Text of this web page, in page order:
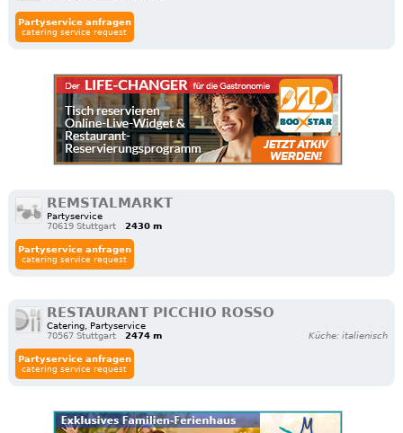
Partyservice anfragen
catering service request
REMSTALMARKT
Partyservice
70619 Stuttgart
2430 m
Partyservice anfragen
catering service request
RESTAURANT PICCHIO ROSSO
Catering, Partyservice
70567 Stuttgart
2474 m Küche: italienisch
Partyservice anfragen
catering service request